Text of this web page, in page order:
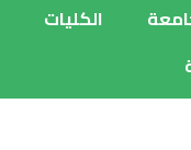
الكليات